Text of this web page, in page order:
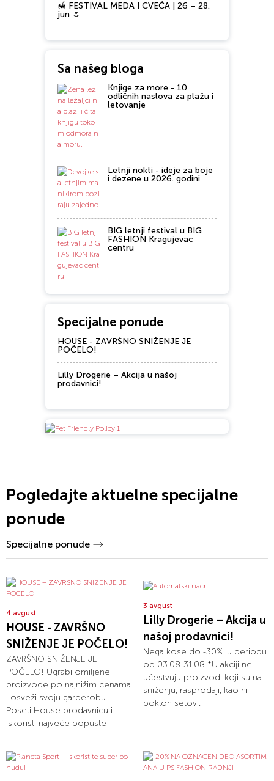
🍯 FESTIVAL MEDA I CVEĆA | 26 – 28.
jun 🌷
Sa našeg bloga
Knjige za more - 10
odličnih naslova za plažu i
letovanje
Letnji nokti - ideje za boje
i dezene u 2026. godini
BIG letnji festival u BIG
FASHION Kragujevac
centru
Specijalne ponude
HOUSE - ZAVRŠNO SNIŽENJE JE
POČELO!
Lilly Drogerie – Akcija u našoj
prodavnici!
Pogledajte aktuelne specijalne
ponude
Specijalne ponude
4 avgust
HOUSE - ZAVRŠNO
SNIŽENJE JE POČELO!
ZAVRŠNO SNIŽENJE JE
POČELO! Ugrabi omiljene
proizvode po najnižim cenama
i osveži svoju garderobu.
Poseti House prodavnicu i
iskoristi najveće popuste!
3 avgust
Lilly Drogerie – Akcija u
našoj prodavnici!
Nega kose do -30%. u periodu
od 03.08-31.08 *U akciji ne
učestvuju proizvodi koji su na
sniženju, rasprodaji, kao ni
poklon setovi.